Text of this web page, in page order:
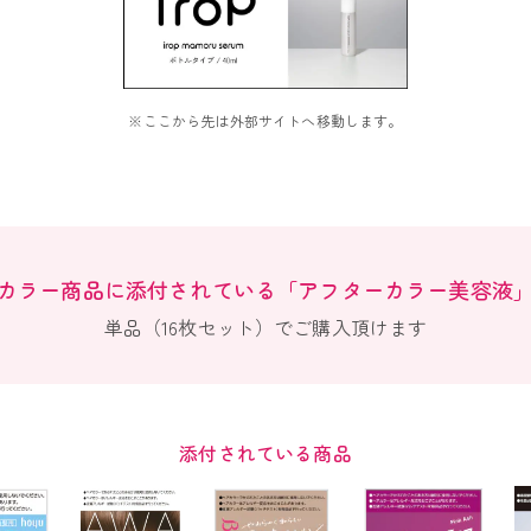
※ここから先は外部サイトへ移動します。
ラー商品に添付されている 「アフターカラー美容液
単品（16枚セット）でご購入頂けます
添付されている商品